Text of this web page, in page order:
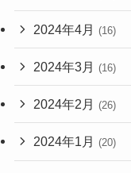
2024年4月 (16)
2024年3月 (16)
2024年2月 (26)
2024年1月 (20)